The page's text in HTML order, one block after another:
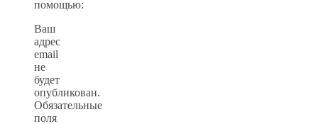
помощью:
Ваш
адрес
email
не
будет
опубликован.
Обязательные
поля